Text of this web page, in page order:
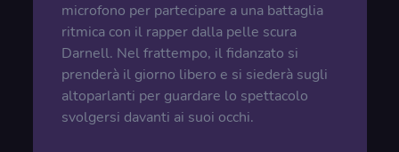
microfono per partecipare a una battaglia
ritmica con il rapper dalla pelle scura
Darnell. Nel frattempo, il fidanzato si
prenderà il giorno libero e si siederà sugli
altoparlanti per guardare lo spettacolo
svolgersi davanti ai suoi occhi.